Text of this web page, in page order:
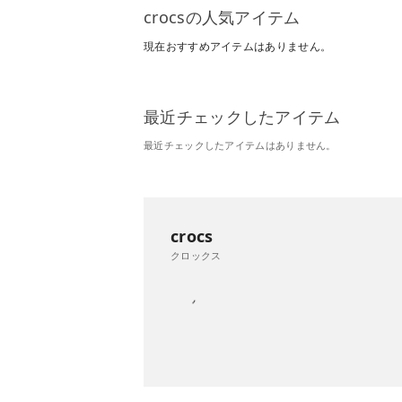
crocsの人気アイテム
現在おすすめアイテムはありません。
最近チェックしたアイテム
最近チェックしたアイテムはありません。
crocs
クロックス